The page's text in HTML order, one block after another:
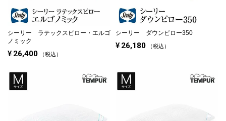
シーリー ラテックスピロー・エルゴ
ノミック
¥ 26,400 税込
シーリー ダウンピロー350
¥ 26,180 税込